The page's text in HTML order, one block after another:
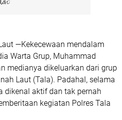
—Kekecewaan mendalam
Warta Grup, Muhammad
medianya dikeluarkan dari grup
Laut (Tala). Padahal, selama
dikenal aktif dan tak pernah
kegiatan Polres Tala